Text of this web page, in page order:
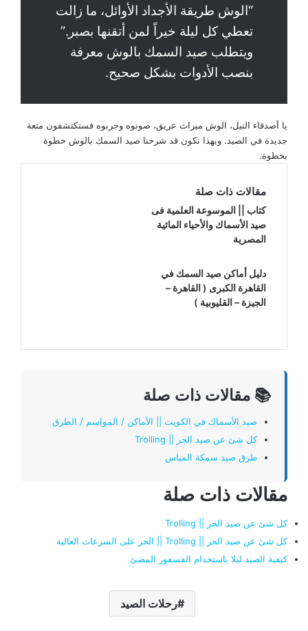
“الوش طريقة الأجداد الأوائل، ما زالت
تعطي كل ليلة خيراً لمن أتقنها بصبر.”
ويتطلب صيد السمك بالوش معرفة
بنصب الأدوات بشكل صحيح.
يا أصدقاء النيل، الوش ميراث عريق، صونوه وجربوه فستكتشفون متعة
جديدة في الصيد. وبهذا نكون قد شرحنا صيد السمك بالوش خطوة
بخطوة.
مقالات ذات صلة
كتاب || الموسوعة العلمية فى
صيد الأسماك والأحياء المائية
المصرية
دليل أماكن صيد السمك في
القاهرة الكبرى ( القاهرة –
الجيزة – القليوبية )
📚 مقالات ذات صلة
صيد الأسماك في الكويت || الأماكن / المواسم / الطرق
كل شئ عن صيد الجر || Trolling
طرق صيد سمكة المياس
مقالات ذات صلة
كل شئ عن صيد الجر || Trolling
كل شئ عن صيد الجر || Trolling || الجر على السرعات العالية
كيفية الصيد ليلا باستخدام الفسفور المضئ
رحلات الصيد